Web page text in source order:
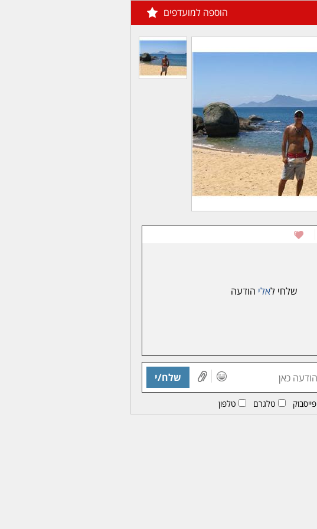
הוספה למועדפים
שלחי לאלי הודעה
שלח/י
פייסבוק טלגרם טלפון